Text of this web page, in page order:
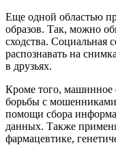
Еще одной областью
образов. Так, можно
сходства. Социальная
распознавать на
в друзьях.
Кроме того, машинное
борьбы с
помощи сбора
данных. Также
фармацевтике,